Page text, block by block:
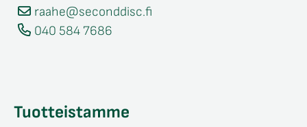
raahe@seconddisc.fi
040 584 7686
Tuotteistamme